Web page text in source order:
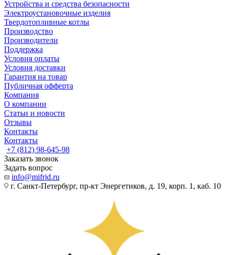
Устройства и средства безопасности
Электроустановочные изделия
Твердотопливные котлы
Производство
Производители
Поддержка
Условия оплаты
Условия доставки
Гарантия на товар
Публичная офферта
Компания
О компании
Статьи и новости
Отзывы
Контакты
Контакты
+7 (812) 98-645-98
Заказать звонок
Задать вопрос
info@mifrid.ru
г. Санкт-Петербург, пр-кт Энергетиков, д. 19, корп. 1, каб. 10